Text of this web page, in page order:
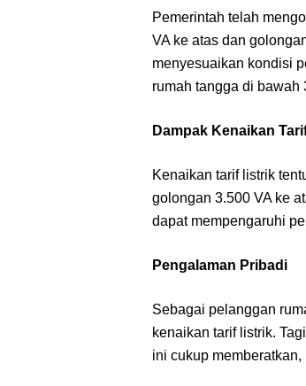
Pemerintah telah
VA ke atas dan
menyesuaikan kondisi
rumah tangga di bawah
Dampak Kenaikan
Kenaikan tarif listrik
golongan 3.500 VA ke
dapat mempengaruhi
Pengalaman Pribadi
Sebagai pelanggan
kenaikan tarif listrik.
ini cukup